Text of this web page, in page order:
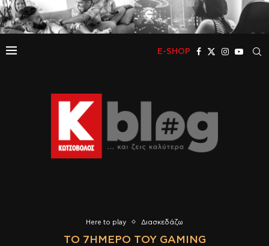
E-SHOP
Here to play Διασκεδάζω
ΤΟ 7ΉΜΕΡΟ ΤΟΥ GAMING